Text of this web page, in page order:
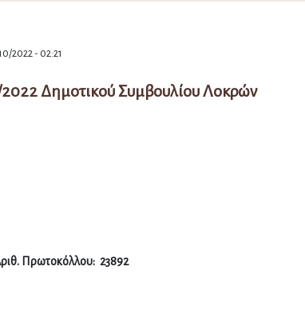
2022 - 02:21
Δημοτικού Συμβουλίου Λοκρών
Πρωτοκόλλου: 23892